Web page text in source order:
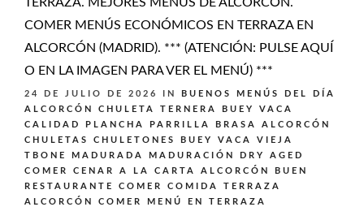
COMER MENÚS ECONÓMICOS EN TERRAZA EN
ALCORCÓN (MADRID). *** (ATENCIÓN: PULSE AQUÍ
O EN LA IMAGEN PARA VER EL MENÚ) ***
24 DE JULIO DE 2026 IN
BUENOS MENÚS DEL DÍA
ALCORCÓN
CHULETA TERNERA BUEY VACA
CALIDAD PLANCHA PARRILLA BRASA ALCORCÓN
CHULETAS CHULETONES BUEY VACA VIEJA
TBONE MADURADA MADURACIÓN DRY AGED
COMER CENAR A LA CARTA ALCORCÓN BUEN
RESTAURANTE
COMER COMIDA TERRAZA
ALCORCÓN
COMER MENÚ EN TERRAZA